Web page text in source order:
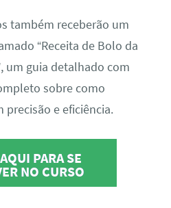
também receberão um
“Receita de Bolo da
um guia detalhado com
sobre como
precisão e eficiência.
PARA SE
NO CURSO